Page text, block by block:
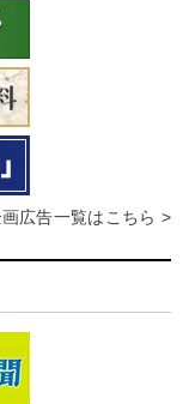
広告一覧はこちら >